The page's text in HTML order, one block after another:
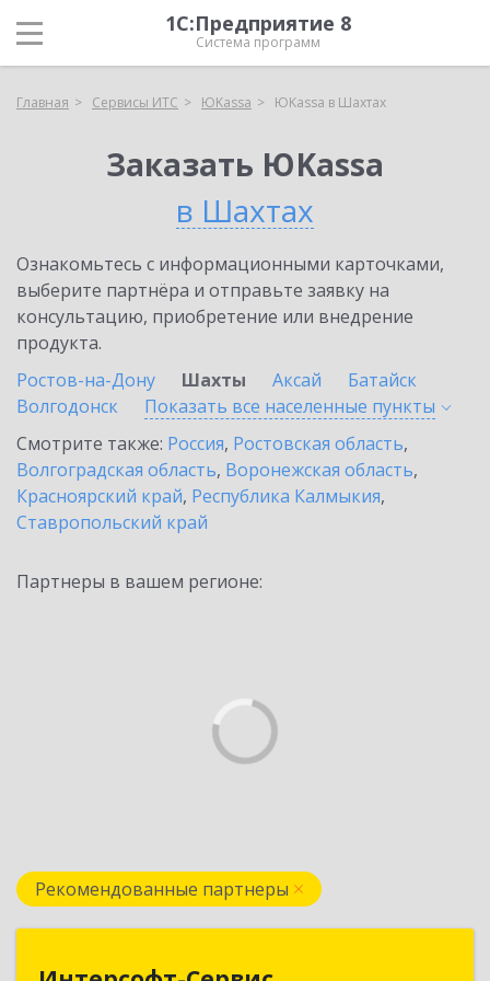
1С:Предприятие 8
Система программ
Главная Сервисы ИТС ЮKassa ЮKassa в Шахтах
Заказать ЮKassa
в Шахтах
Ознакомьтесь с информационными карточками,
выберите партнёра и отправьте заявку на
консультацию, приобретение или внедрение
продукта.
Ростов-на-Дону
Шахты Аксай
Батайск
Волгодонск
Показать все населенные пункты
Смотрите также: Россия, Ростовская область,
Волгоградская область, Воронежская область,
Красноярский край, Республика Калмыкия,
Ставропольский край
Партнеры в вашем регионе:
Рекомендованные партнеры